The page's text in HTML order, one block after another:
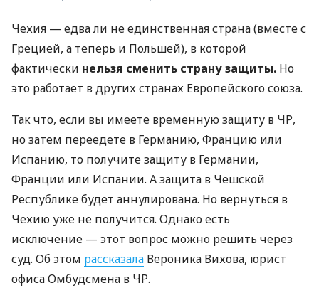
Чехия — едва ли не единственная страна (вместе с
Грецией, а теперь и Польшей), в которой
фактически нельзя сменить страну защиты. Но
это работает в других странах Европейского союза.
Так что, если вы имеете временную защиту в ЧР,
но затем переедете в Германию, Францию ​​или
Испанию, то получите защиту в Германии,
Франции или Испании. А защита в Чешской
Республике будет аннулирована. Но вернуться в
Чехию уже не получится. Однако есть
исключение — этот вопрос можно решить через
суд. Об этом рассказала Вероника Вихова, юрист
офиса Омбудсмена в ЧР.